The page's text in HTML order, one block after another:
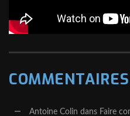
Antoine Colin dans Faire